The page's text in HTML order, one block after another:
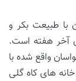
با طبیعت بکر و
آخر هفته است.
لواسان واقع شده با
های کاه گلی